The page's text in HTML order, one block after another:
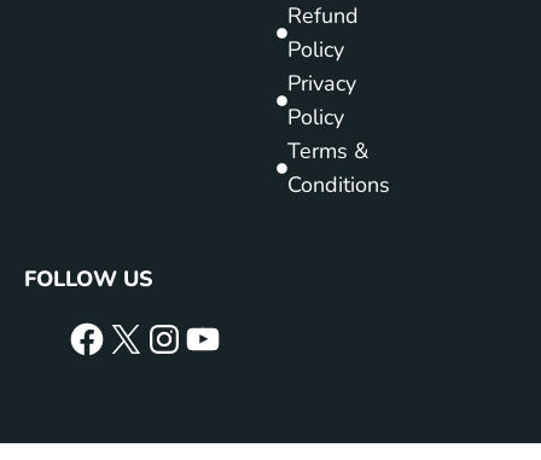
Refund
Policy
Privacy
Policy
Terms &
Conditions
FOLLOW US